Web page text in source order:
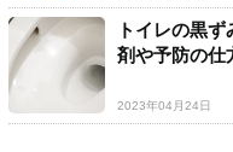
トイレの黒
剤や予防の仕
2023年04月24日